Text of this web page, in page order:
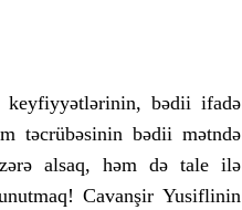
keyfiyyətlərinin, bədii ifadə
təcrübəsinin bədii mətndə
alsaq, həm də tale ilə
Cavanşir Yusiflinin